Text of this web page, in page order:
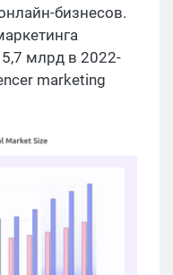
бизнесов.
млрд в 2022-
marketing